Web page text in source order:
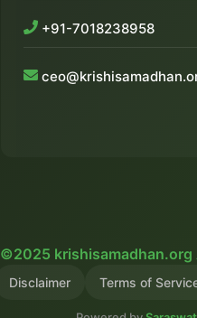
+91-7018238958
©2025 krishisamadhan.org
Disclaimer Terms of